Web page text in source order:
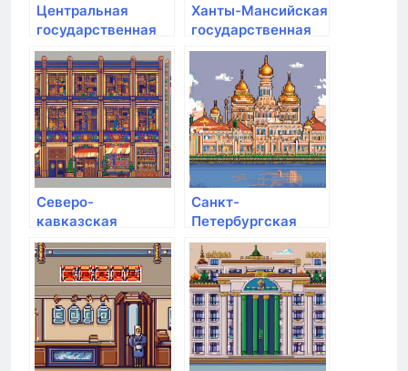
Центральная
государственная
медицинская
академия
Ханты-Мансийская
государственная
медицинская
академия
Северо-
кавказская
государственная
академия
Санкт-
Петербургская
академия милиции
им. Н.А. Щёлокова